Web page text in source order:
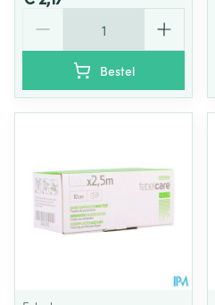
Bestel